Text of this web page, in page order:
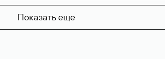
Показать еще